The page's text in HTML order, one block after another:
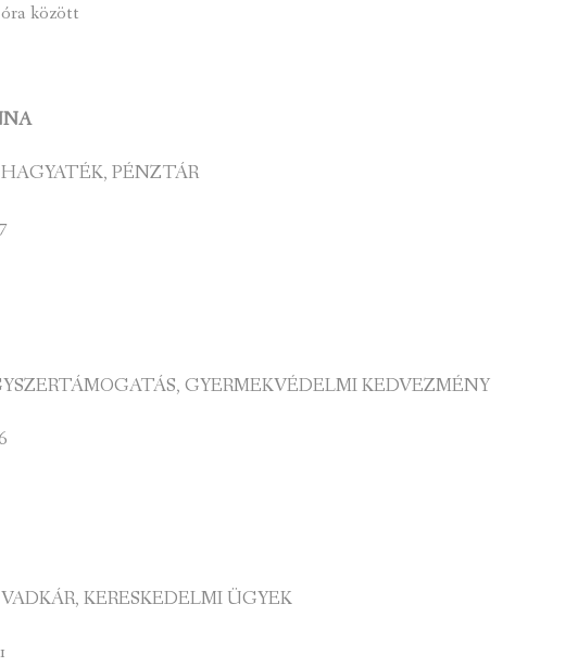
között
PÉNZTÁR
GYERMEKVÉDELMI KEDVEZMÉNY
KERESKEDELMI ÜGYEK